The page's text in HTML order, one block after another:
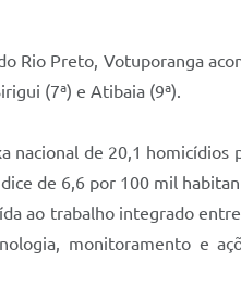
Rio Preto, Votuporanga
(7ª) e Atibaia (9ª).
de 20,1
de 6,6 por 100 mil
ao trabalho integrado
monitoramento e